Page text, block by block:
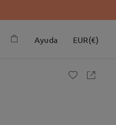
Ayuda EUR(€)